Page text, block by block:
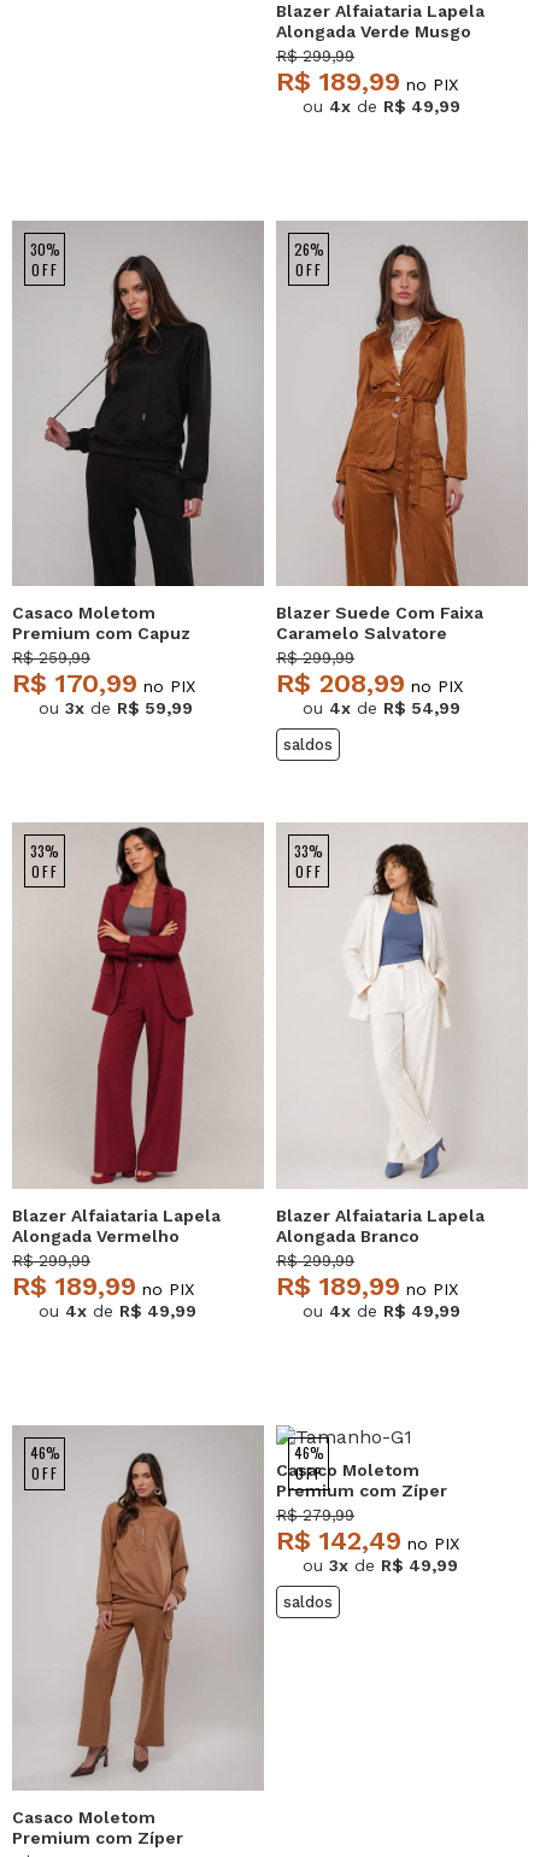
Blazer Alfaiataria Lapela
Alongada Verde Musgo
Salvatore
R$ 299,99
R$ 189,99 no PIX
ou 4x de R$ 49,99
30%
OFF
Casaco Moletom
Premium com Capuz
Preto Salvatore
R$ 259,99
R$ 170,99 no PIX
ou 3x de R$ 59,99
26%
OFF
Blazer Suede Com Faixa
Caramelo Salvatore
R$ 299,99
R$ 208,99 no PIX
ou 4x de R$ 54,99
saldos
33%
OFF
Blazer Alfaiataria Lapela
Alongada Vermelho
Salvatore
R$ 299,99
R$ 189,99 no PIX
ou 4x de R$ 49,99
33%
OFF
Blazer Alfaiataria Lapela
Alongada Branco
Salvatore
R$ 299,99
R$ 189,99 no PIX
ou 4x de R$ 49,99
46%
OFF
Casaco Moletom
Premium com Zíper
46%
OFF
Casaco Moletom
Premium com Zíper
Marrom Salvatore
R$ 279,99
R$ 142,49 no PIX
ou 3x de R$ 49,99
saldos